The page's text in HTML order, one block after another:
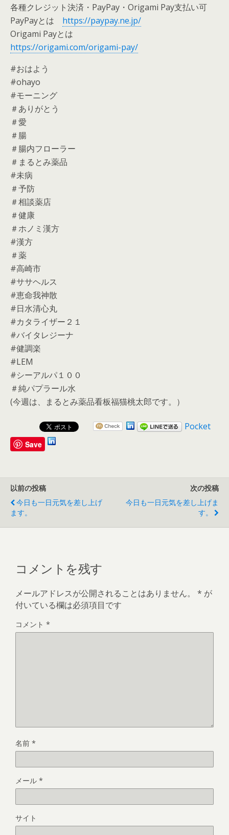
各種クレジット決済・PayPay・Origami Pay支払い可
PayPayとは https://paypay.ne.jp/
Origami Payとは
https://origami.com/origami-pay/
#おはよう
#ohayo
#モーニング
＃ありがとう
＃愛
＃腸
＃腸内フローラー
＃まるとみ薬品
#未病
＃予防
＃相談薬店
＃健康
＃ホノミ漢方
#漢方
＃薬
#高崎市
#ササヘルス
#恵命我神散
#日水清心丸
#カタライザー２１
#バイタレジーナ
#健調楽
#LEM
#シーアルパ１００
＃純パプラール水
(今週は、まるとみ薬品看板福猫桃太郎です。）
Pocket
Save
以前の投稿
今日も一日元気を差し上げ
ます。
次の投稿
今日も一日元気を差し上げま
す。
コメントを残す
メールアドレスが公開されることはありません。 * が
付いている欄は必須項目です
コメント *
名前 *
メール *
サイト